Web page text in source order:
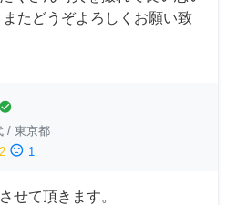
たどうぞよろしくお願い致
check_circle
/ 東京都
2 sentiment_dissatisfied 1
せて頂きます。